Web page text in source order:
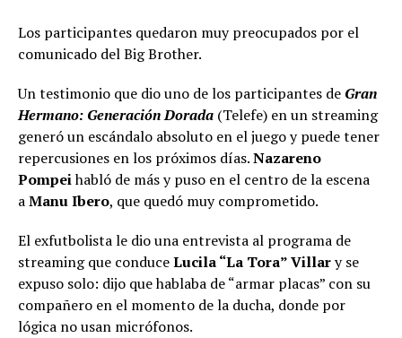
Los participantes quedaron muy preocupados por el
comunicado del Big Brother.
Un testimonio que dio uno de los participantes de Gran
Hermano: Generación Dorada (Telefe) en un streaming
generó un escándalo absoluto en el juego y puede tener
repercusiones en los próximos días.Nazareno
Pompeihabló de más y puso en el centro de la escena
aManu Ibero, que quedó muy comprometido.
El exfutbolista le dio una entrevista al programa de
streaming que conduceLucila “La Tora” Villary se
expuso solo: dijo que hablaba de “armar placas” con su
compañero en el momento de la ducha, donde por
lógica no usan micrófonos.